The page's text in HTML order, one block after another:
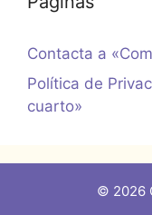
Contacta a
Política de
cuarto»
© 2026